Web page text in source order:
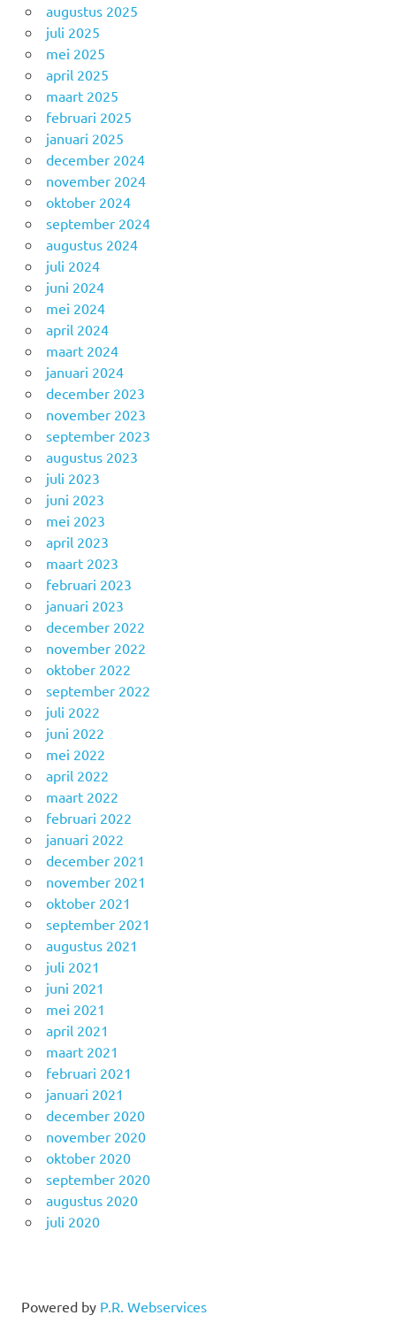
augustus 2025
juli 2025
mei 2025
april 2025
maart 2025
februari 2025
januari 2025
december 2024
november 2024
oktober 2024
september 2024
augustus 2024
juli 2024
juni 2024
mei 2024
april 2024
maart 2024
januari 2024
december 2023
november 2023
september 2023
augustus 2023
juli 2023
juni 2023
mei 2023
april 2023
maart 2023
februari 2023
januari 2023
december 2022
november 2022
oktober 2022
september 2022
juli 2022
juni 2022
mei 2022
april 2022
maart 2022
februari 2022
januari 2022
december 2021
november 2021
oktober 2021
september 2021
augustus 2021
juli 2021
juni 2021
mei 2021
april 2021
maart 2021
februari 2021
januari 2021
december 2020
november 2020
oktober 2020
september 2020
augustus 2020
juli 2020
Powered by P.R. Webservices